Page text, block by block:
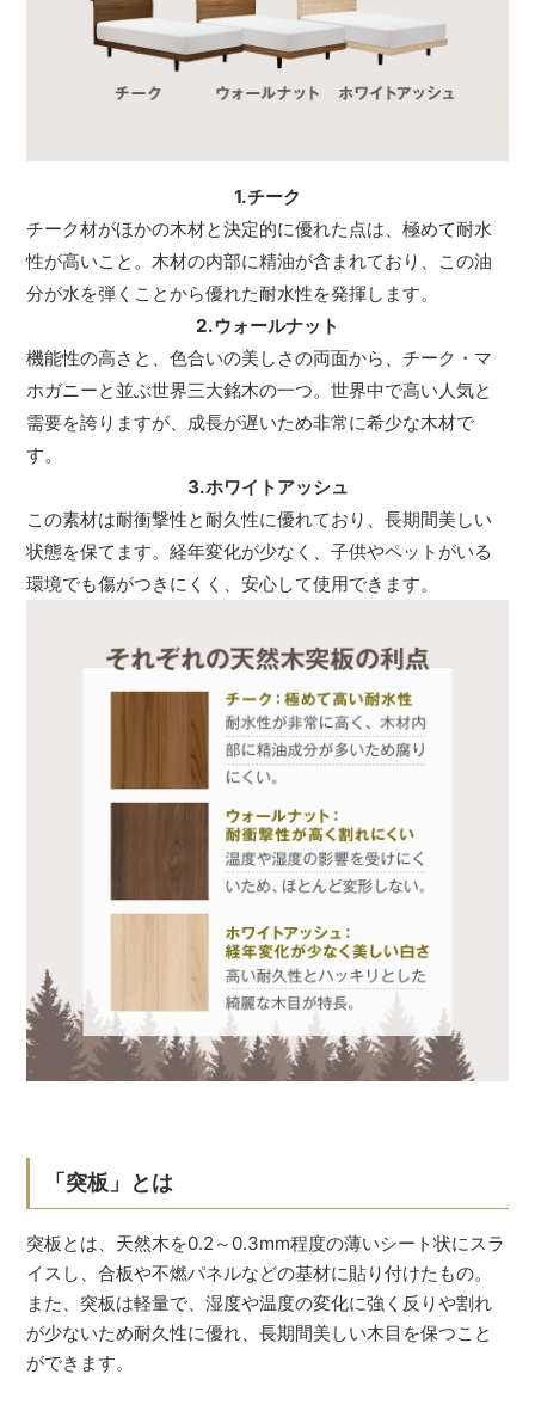
1.チーク
チーク材がほかの木材と決定的に優れた点は、極めて耐水
性が高いこと。木材の内部に精油が含まれており、この油
分が水を弾くことから優れた耐水性を発揮します。
2.ウォールナット
機能性の高さと、色合いの美しさの両面から、チーク・マ
ホガニーと並ぶ世界三大銘木の一つ。世界中で高い人気と
需要を誇りますが、成長が遅いため非常に希少な木材で
す。
3.ホワイトアッシュ
この素材は耐衝撃性と耐久性に優れており、長期間美しい
状態を保てます。経年変化が少なく、子供やペットがいる
環境でも傷がつきにくく、安心して使用できます。
「突板」とは
突板とは、天然木を0.2～0.3mm程度の薄いシート状にスラ
イスし、合板や不燃パネルなどの基材に貼り付けたもの。
また、突板は軽量で、湿度や温度の変化に強く反りや割れ
が少ないため耐久性に優れ、長期間美しい木目を保つこと
ができます。